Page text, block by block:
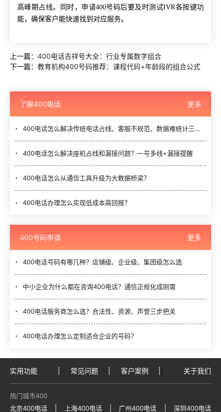
高峰期占线。同时，申请400号码后要及时测试IVR各按键功
能，确保客户能快速找到对应服务。
上一篇： 400电话吉祥号大全：行业专属数字组合
下一篇： 教育机构400号码推荐：课程代码+年龄段的组合公式
了解400电话 更多
400电话怎么解决传统电话占线、客服不规范、数据难统计三大难题？
400电话怎么解决座机占线和漏接问题？一号多线+漏接提醒
400电话怎么从通信工具升级为大数据桥梁？
400电话办理怎么实现低成本高回报？
400号码申请 更多
400电话号码有哪几种？店铺级、企业级、集团级怎么选
中小企业为什么都在咨询400电话？通信正规化成刚需
400电话服务商怎么选？合法性、资源、声誉三步把关
400电话办理怎么定制适合企业的号码？
实用功能 常见问题 客户案例 } 关于我们
热门城市400
北京400电话
上海400电话 广州400电话 深圳400电话